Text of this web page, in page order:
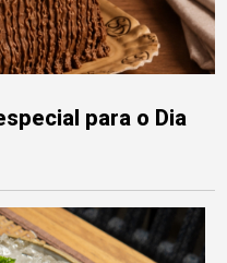
para o Dia